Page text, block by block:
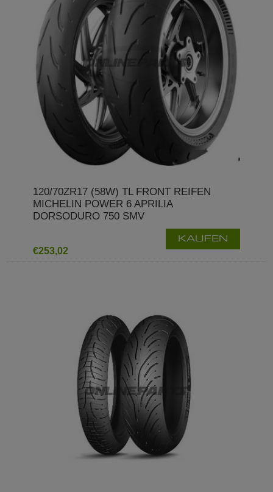
120/70ZR17 (58W) TL FRONT REIFEN
MICHELIN POWER 6 APRILIA
DORSODURO 750 SMV
€253,02
KAUFEN